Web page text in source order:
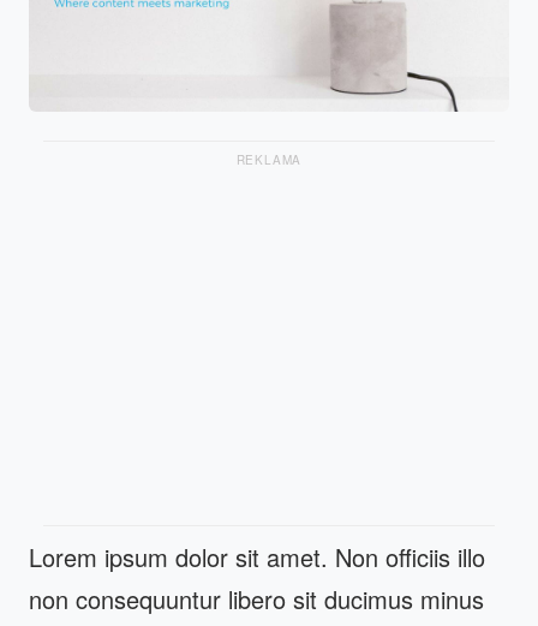
REKLAMA
Lorem ipsum dolor sit amet. Non officiis illo
non consequuntur libero sit ducimus minus